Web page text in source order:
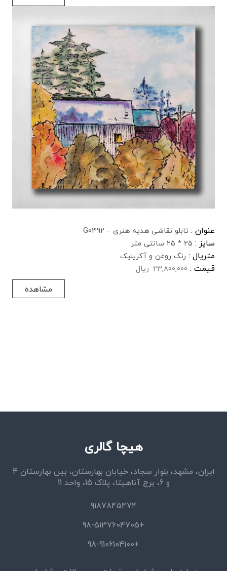
عنوان : تابلو نقاشی هدیه هنری – G0392
سایز : 25 * 25 سانتی متر
متریال : رنگ روغن و آکریلیک
قیمت : 23,800,000 ریال
مشاهده
هیچا گالری
ایران، مشهد، بلوار سجاد، خیابان بهارستان، بین بهارستان 4
و 6، برج آناهیتا، پلاک 15، واحد 11
9187845474
+98-5137604705
+98-9106104100